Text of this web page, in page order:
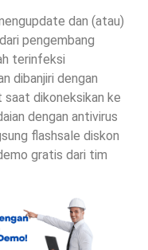
dan (atau)
pengembang
terinfeksi
dibanjiri dengan
dikoneksikan ke
dengan antivirus
flashsale diskon
gratis dari tim